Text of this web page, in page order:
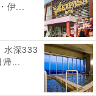
ました。ハマフ
首都圏はもち
りいただき、横
。
伊...
水深333
...